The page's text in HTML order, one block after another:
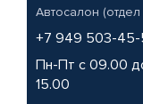
Автосалон
+7 949 503-
Пн-Пт с 09.00
15.00